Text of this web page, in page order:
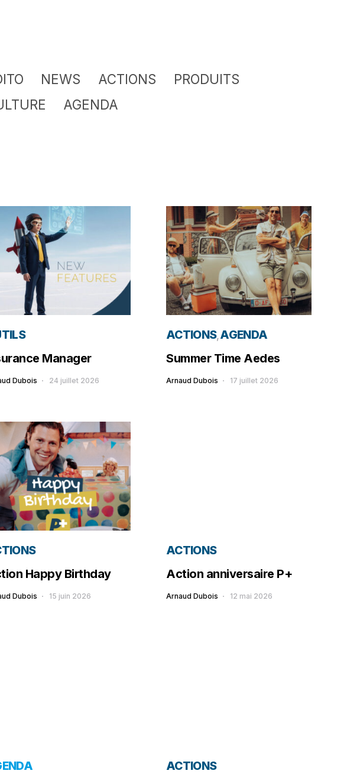
NEWS ACTIONS
PRODUITS
AGENDA
Manager
Dubois 24 juillet 2026
ACTIONS AGENDA
Summer Time Aedes
Arnaud Dubois 17 juillet 2026
Happy Birthday
Dubois 15 juin 2026
ACTIONS
Action anniversaire P+
Arnaud Dubois 12 mai 2026
ACTIONS